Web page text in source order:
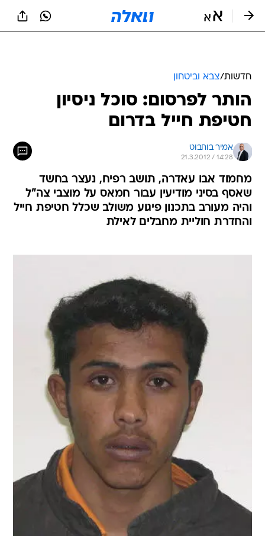
חדשות/צבא וביטחון
הותר לפרסום: סוכל ניסיון
חטיפת חייל בדרום
אמיר בוחבוט
21.3.2012 / 14:28
מחמוד אבו עאדרה, תושב רפיח, נעצר בחשד
שאסף בסיני מודיעין עבור חמאס על מוצבי צה"ל
והיה מעורב בתכנון פיגוע משולב שכלל חטיפת חייל
והחדרת חוליית מחבלים לאילת